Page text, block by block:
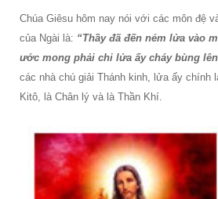
Chúa Giêsu hôm nay nói với các môn đệ
của Ngài là: “Thầy đã đến ném lửa vào
ước mong phải chi lửa ấy cháy bùng
các nhà chú giải Thánh kinh, lửa ấy chính
Kitô, là Chân lý và là Thần Khí.